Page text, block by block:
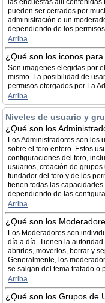
las encuestas allí
pueden ser cerrados por
administración o un
dependiendo de los
Arriba
¿Qué son los iconos
Son imagenes elegidas por
mismo. La posibilidad de
permisos otorgados por La
Arriba
Niveles de usuario y
¿Qué son los
Los Administradores son los
sobre el foro entero. Estos
configuraciones del foro,
usuarios, creación de grupos
fundador del foro y de los
tienen todas las
dependiendo de las
Arriba
¿Qué son los
Los Moderadores son
día a día. Tienen la
abrirlos, moverlos, borrar y
Generalmente, los
se salgan del tema tratado o
Arriba
¿Qué son los Grupos de